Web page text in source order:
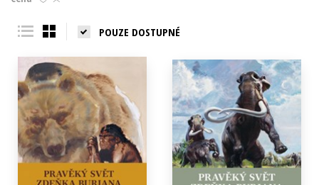
Young adult (SK)
POUZE DOSTUPNÉ